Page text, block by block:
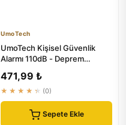
UmoTech
UmoTech Kişisel Güvenlik
Alarmı 110dB - Deprem
471,99 ₺
★★★★★ (0)
Sepete Ekle